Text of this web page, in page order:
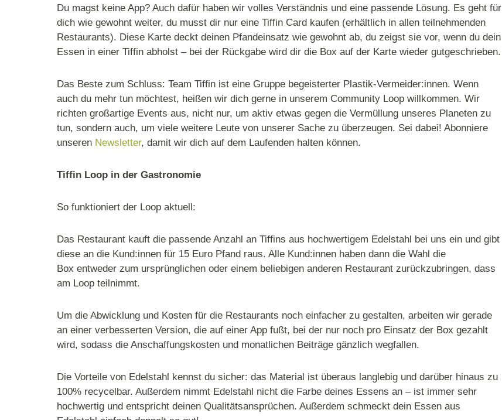
Du magst keine App? Auch dafür haben wir volles Verständnis und eine passende Lösung. Es geht für
dich wie gewohnt weiter, du musst dir nur eine Tiffin Card kaufen (erhältlich in allen teilnehmenden
Restaurants). Diese Karte deckt deinen Pfandeinsatz wie gewohnt ab, du zeigst sie vor, wenn du dein
Essen in einer Tiffin abholst – bei der Rückgabe wird dir die Box auf der Karte wieder gutgeschrieben.
Das Beste zum Schluss: Team Tiffin ist eine Gruppe begeisterter Plastik-Vermeider:innen. Wenn
auch du mehr tun möchtest, heißen wir dich gerne in unserem Community Loop willkommen. Wir
richten großartige Events aus, nicht nur, um aktiv etwas gegen die Vermüllung unseres Planeten zu
tun, sondern auch, um viele weitere Leute von unserer Sache zu überzeugen. Sei dabei! Abonniere
unseren Newsletter, damit wir dich auf dem Laufenden halten können.
Tiffin Loop in der Gastronomie
So funktioniert der Loop aktuell:
Das Restaurant kauft die passende Anzahl an Tiffins aus hochwertigem Edelstahl bei uns ein und gibt
diese an die Kund:innen für 15 Euro Pfand raus. Alle Kund:innen haben dann die Wahl die
Box entweder zum ursprünglichen oder einem beliebigen anderen Restaurant zurückzubringen, dass
am Loop teilnimmt.
Um die Abwicklung und Kosten für die Restaurants noch einfacher zu gestalten, arbeiten wir gerade
an einer verbesserten Version, die auf einer App fußt, bei der nur noch pro Einsatz der Box gezahlt
wird, sodass die Anschaffungskosten und monatlichen Beiträge gänzlich wegfallen.
Die Vorteile von Edelstahl kennst du sicher: das Material ist überaus langlebig und darüber hinaus zu
100% recycelbar. Außerdem nimmt Edelstahl nicht die Farbe deines Essens an – ist immer sehr
hochwertig und entspricht deinen Qualitätsansprüchen. Außerdem schmeckt dein Essen aus